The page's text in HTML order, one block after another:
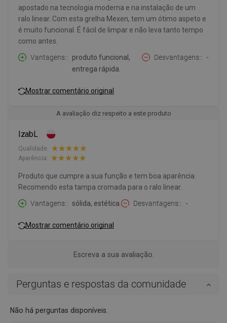
apostado na tecnologia moderna e na instalação de um
ralo linear. Com esta grelha Mexen, tem um ótimo aspeto e
é muito funcional. É fácil de limpar e não leva tanto tempo
como antes.
Vantagens:
produto funcional,
entrega rápida.
Desvantagens: -
Mostrar comentário original
A avaliação diz respeito a este produto
IzabL
Qualidade:
Aparência:
Produto que cumpre a sua função e tem boa aparência.
Recomendo esta tampa cromada para o ralo linear.
Vantagens:
sólida, estética. Desvantagens: -
Mostrar comentário original
Escreva a sua avaliação.
Perguntas e respostas da comunidade
Não há perguntas disponíveis.